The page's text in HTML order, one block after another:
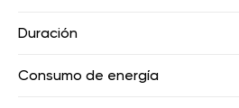
Duración
Consumo de energía